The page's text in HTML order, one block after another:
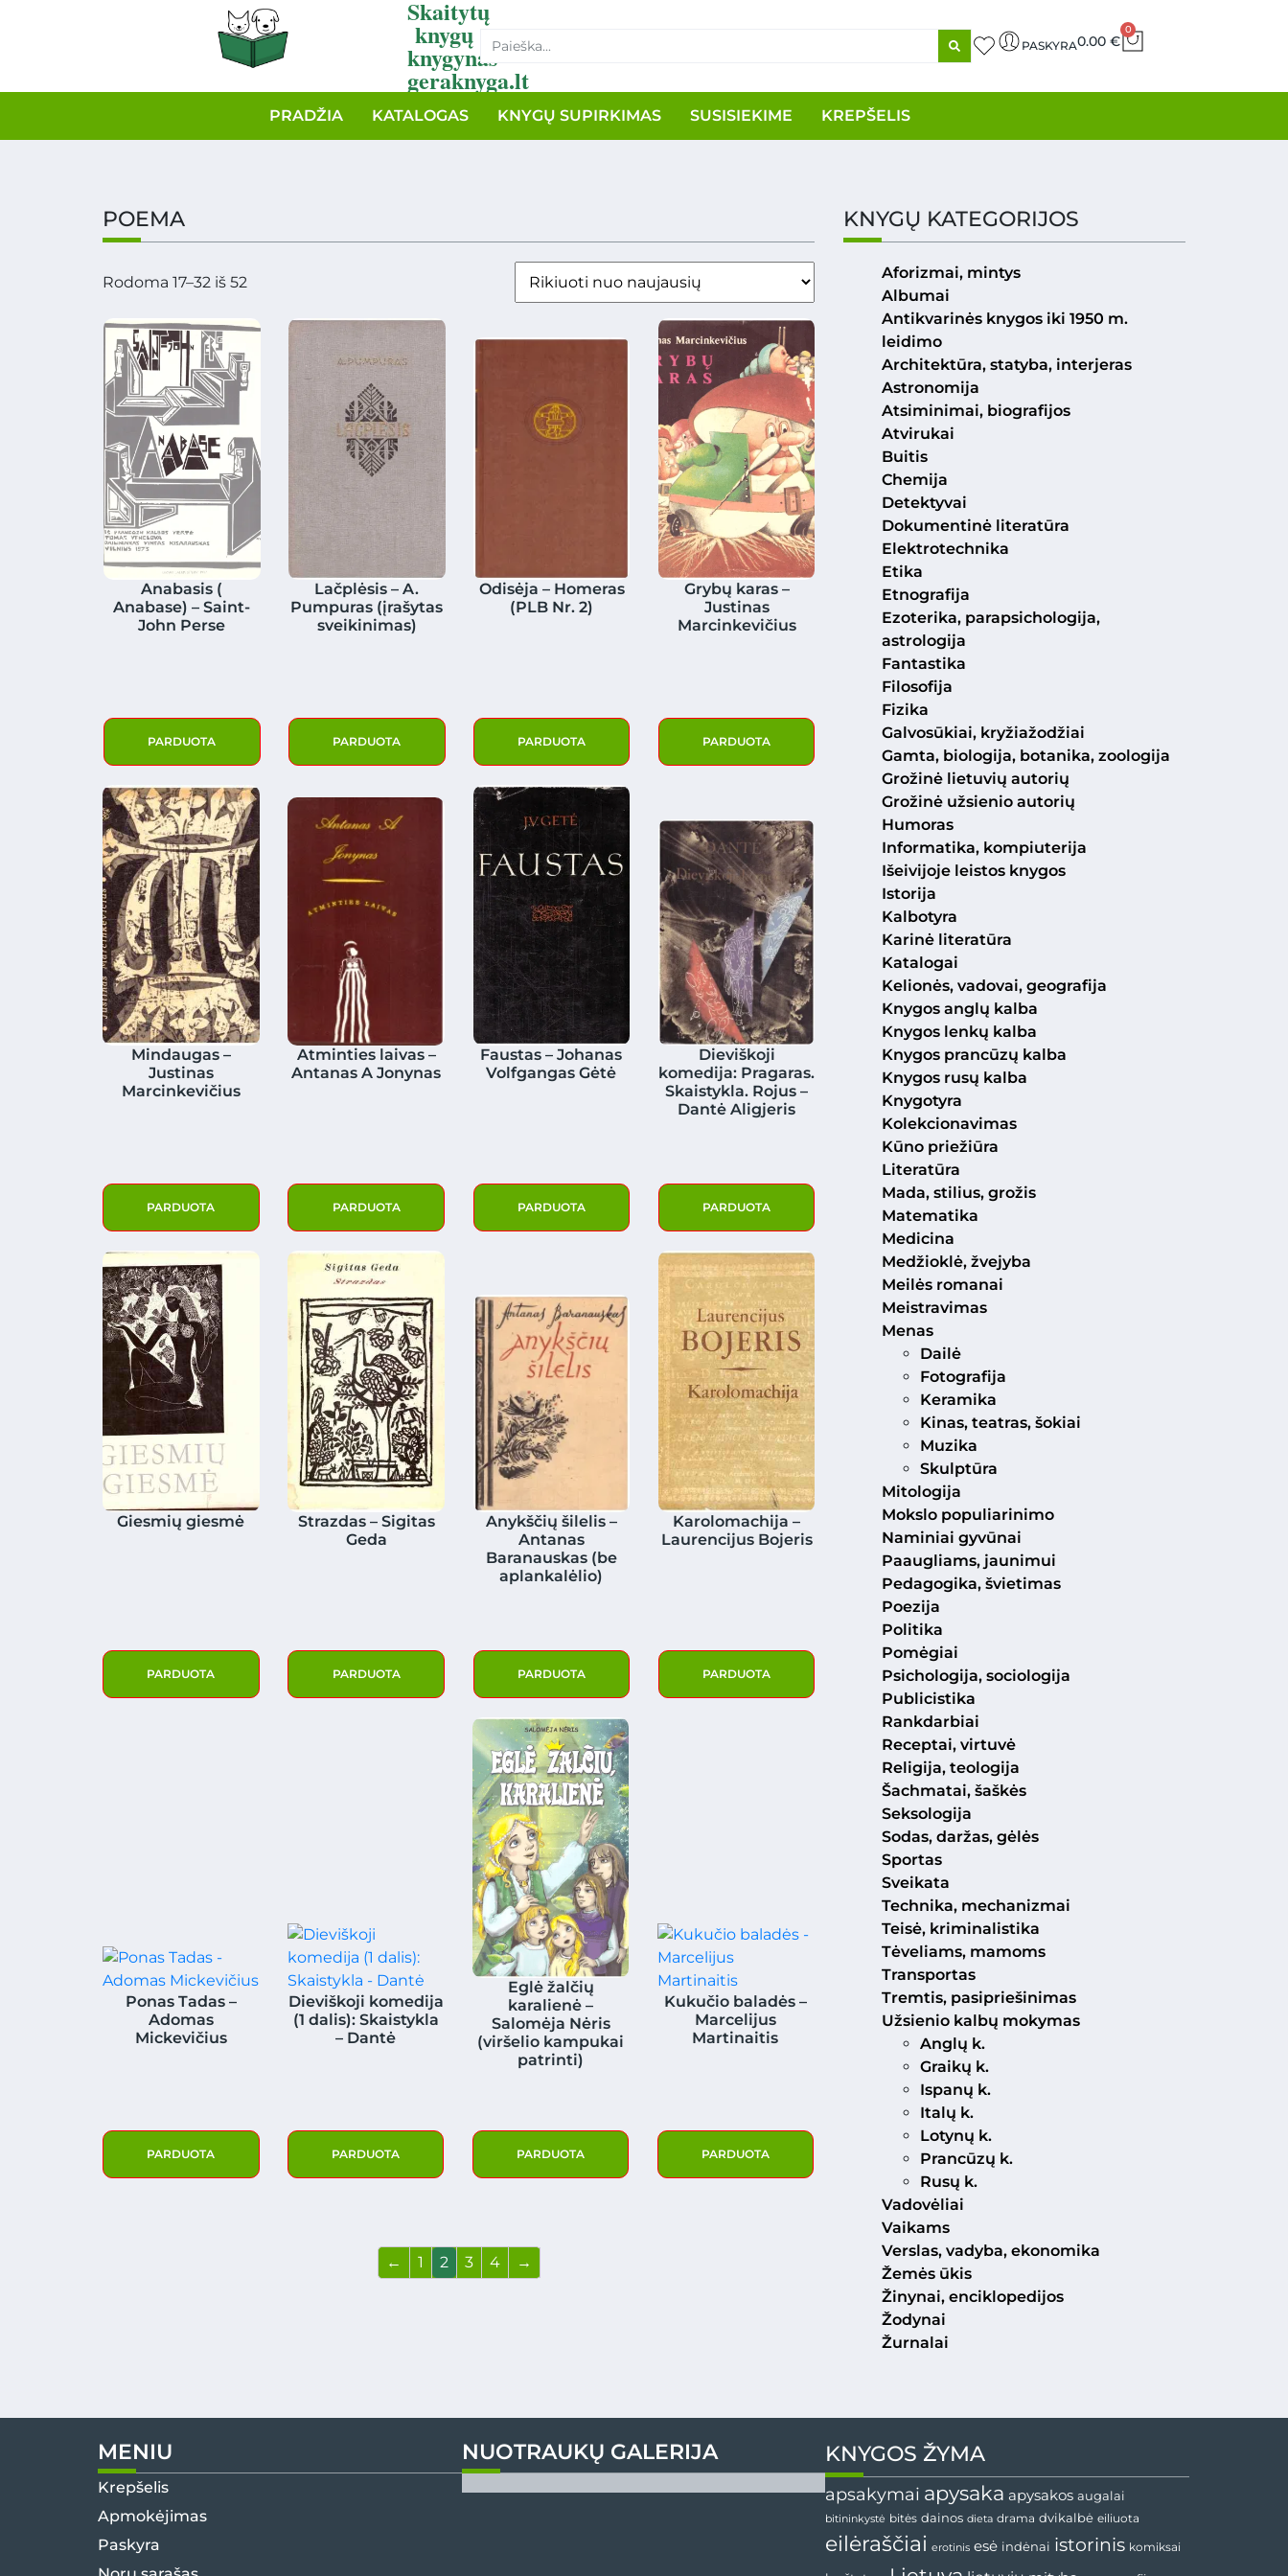
Skaitytų
knygų
knygynas
geraknyga.lt
PASKYRA0.00 €
0
PRADŽIA KATALOGAS KNYGŲ SUPIRKIMAS SUSISIEKIME KREPŠELIS
POEMA
Rodoma 17–32 iš 52
Anabasis (
Anabase) – Saint-
John Perse
PARDUOTA
Lačplėsis – A.
Pumpuras (įrašytas
sveikinimas)
PARDUOTA
Odisėja – Homeras
(PLB Nr. 2)
PARDUOTA
Grybų karas –
Justinas
Marcinkevičius
PARDUOTA
Mindaugas –
Justinas
Marcinkevičius
PARDUOTA
Atminties laivas –
Antanas A Jonynas
PARDUOTA
Faustas – Johanas
Volfgangas Gėtė
PARDUOTA
Dieviškoji
komedija: Pragaras.
Skaistykla. Rojus –
Dantė Aligjeris
PARDUOTA
Giesmių giesmė
PARDUOTA
Strazdas – Sigitas
Geda
PARDUOTA
Anykščių šilelis –
Antanas
Baranauskas (be
aplankalėlio)
PARDUOTA
Karolomachija –
Laurencijus Bojeris
PARDUOTA
Ponas Tadas –
Adomas
Mickevičius
PARDUOTA
Dieviškoji komedija
(1 dalis): Skaistykla
– Dantė
PARDUOTA
Eglė žalčių
karalienė –
Salomėja Nėris
(viršelio kampukai
patrinti)
PARDUOTA
Kukučio baladės –
Marcelijus
Martinaitis
PARDUOTA
← 1 2 3 4 →
KNYGŲ KATEGORIJOS
Aforizmai, mintys
Albumai
Antikvarinės knygos iki 1950 m.
leidimo
Architektūra, statyba, interjeras
Astronomija
Atsiminimai, biografijos
Atvirukai
Buitis
Chemija
Detektyvai
Dokumentinė literatūra
Elektrotechnika
Etika
Etnografija
Ezoterika, parapsichologija,
astrologija
Fantastika
Filosofija
Fizika
Galvosūkiai, kryžiažodžiai
Gamta, biologija, botanika, zoologija
Grožinė lietuvių autorių
Grožinė užsienio autorių
Humoras
Informatika, kompiuterija
Išeivijoje leistos knygos
Istorija
Kalbotyra
Karinė literatūra
Katalogai
Kelionės, vadovai, geografija
Knygos anglų kalba
Knygos lenkų kalba
Knygos prancūzų kalba
Knygos rusų kalba
Knygotyra
Kolekcionavimas
Kūno priežiūra
Literatūra
Mada, stilius, grožis
Matematika
Medicina
Medžioklė, žvejyba
Meilės romanai
Meistravimas
Menas
Dailė
Fotografija
Keramika
Kinas, teatras, šokiai
Muzika
Skulptūra
Mitologija
Mokslo populiarinimo
Naminiai gyvūnai
Paaugliams, jaunimui
Pedagogika, švietimas
Poezija
Politika
Pomėgiai
Psichologija, sociologija
Publicistika
Rankdarbiai
Receptai, virtuvė
Religija, teologija
Šachmatai, šaškės
Seksologija
Sodas, daržas, gėlės
Sportas
Sveikata
Technika, mechanizmai
Teisė, kriminalistika
Tėveliams, mamoms
Transportas
Tremtis, pasipriešinimas
Užsienio kalbų mokymas
Anglų k.
Graikų k.
Ispanų k.
Italų k.
Lotynų k.
Prancūzų k.
Rusų k.
Vadovėliai
Vaikams
Verslas, vadyba, ekonomika
Žemės ūkis
Žinynai, enciklopedijos
Žodynai
Žurnalai
MENIU
Krepšelis
Apmokėjimas
Paskyra
NUOTRAUKŲ GALERIJA KNYGOS ŽYMA
apsakymai apysaka apysakos augalai
bitininkystė bitės dainos dieta drama dvikalbė eiliuota
eilėraščiai erotinis esė indėnai istorinis komiksai